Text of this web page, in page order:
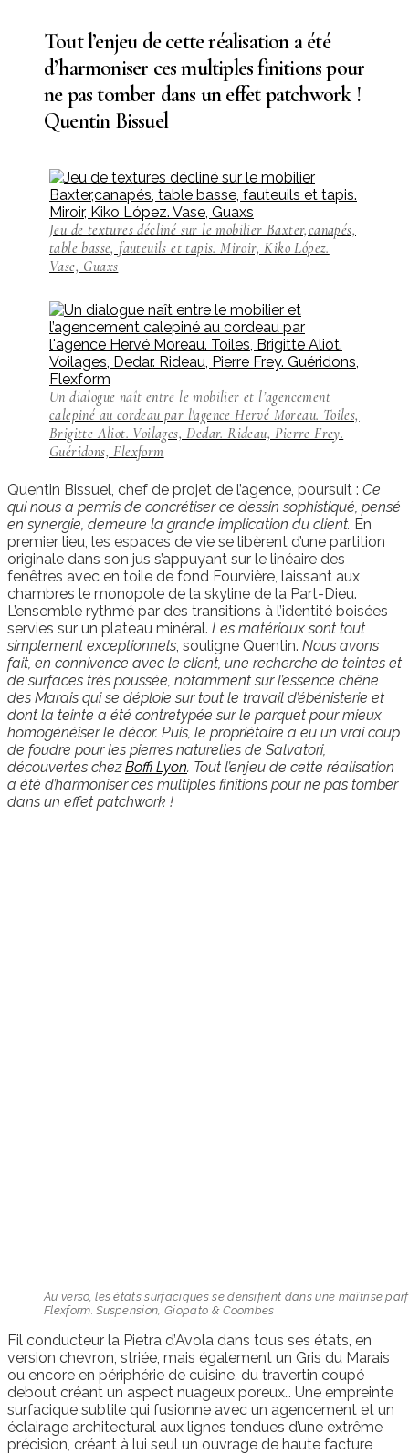
Tout l’enjeu de cette réalisation a été
d’harmoniser ces multiples finitions pour
ne pas tomber dans un effet patchwork !
Quentin Bissuel
Jeu de textures décliné sur le mobilier Baxter,canapés,
table basse, fauteuils et tapis. Miroir, Kiko López.
Vase, Guaxs
Un dialogue naît entre le mobilier et l’agencement
calepiné au cordeau par l'agence Hervé Moreau. Toiles,
Brigitte Aliot. Voilages, Dedar. Rideau, Pierre Frey.
Guéridons, Flexform
Quentin Bissuel, chef de projet de l’agence, poursuit : Ce
qui nous a permis de concrétiser ce dessin sophistiqué, pensé
en synergie, demeure la grande implication du client. En
premier lieu, les espaces de vie se libèrent d’une partition
originale dans son jus s’appuyant sur le linéaire des
fenêtres avec en toile de fond Fourvière, laissant aux
chambres le monopole de la skyline de la Part-Dieu.
L’ensemble rythmé par des transitions à l’identité boisées
servies sur un plateau minéral. Les matériaux sont tout
simplement exceptionnels, souligne Quentin. Nous avons
fait, en connivence avec le client, une recherche de teintes et
de surfaces très poussée, notamment sur l’essence chêne
des Marais qui se déploie sur tout le travail d’ébénisterie et
dont la teinte a été contretypée sur le parquet pour mieux
homogénéiser le décor. Puis, le propriétaire a eu un vrai coup
de foudre pour les pierres naturelles de Salvatori,
découvertes chezBoffi Lyon. Tout l’enjeu de cette réalisation
a été d’harmoniser ces multiples finitions pour ne pas tomber
dans un effet patchwork !
Au verso, les états surfaciques se densifient dans une maîtrise
Flexform. Suspension, Giopato & Coombes
Fil conducteur la Pietra d’Avola dans tous ses états, en
version chevron, striée, mais également un Gris du Marais
ou encore en périphérie de cuisine, du travertin coupé
debout créant un aspect nuageux poreux… Une empreinte
surfacique subtile qui fusionne avec un agencement et un
éclairage architectural aux lignes tendues d’une extrême
précision, créant à lui seul un ouvrage de haute facture